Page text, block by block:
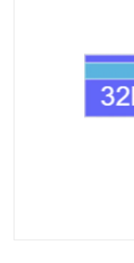
Tips van de Expert